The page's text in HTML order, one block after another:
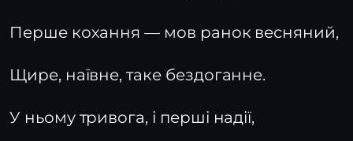
Перше кохання — мов ранок весняний,
Щире, наївне, таке бездоганне.
У ньому тривога, і перші надії,